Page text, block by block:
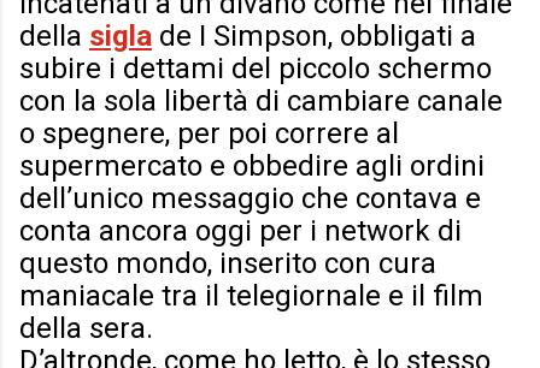
della sigla de I Simpson, obbligati a
subire i dettami del piccolo schermo
con la sola libertà di cambiare canale
o spegnere, per poi correre al
supermercato e obbedire agli ordini
dell’unico messaggio che contava e
conta ancora oggi per i network di
questo mondo, inserito con cura
maniacale tra il telegiornale e il film
della sera.